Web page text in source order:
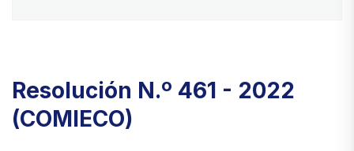
Resolución N.º 461 - 2022
(COMIECO)